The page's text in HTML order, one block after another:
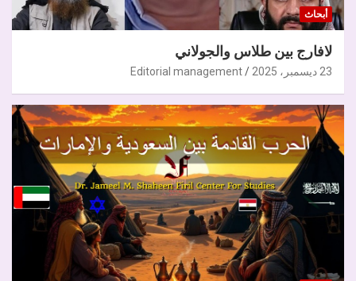
أبحاث
لافارج بين طلاس والجولاني
23 ديسمبر، 2025 Editorial management